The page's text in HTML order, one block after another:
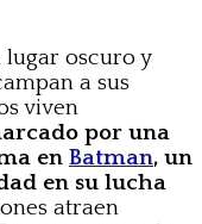
lugar oscuro y
a sus
viven
por una
en Batman, un
en su lucha
atraen